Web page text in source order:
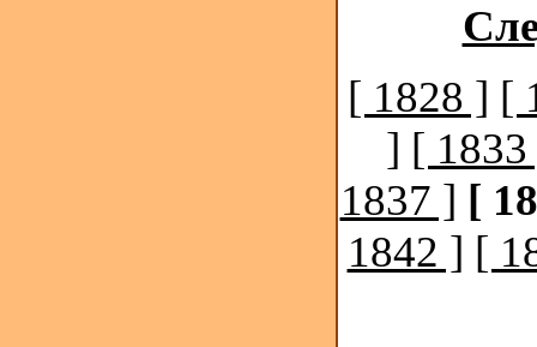
[ 1828 ] [
] [
1837 ] [
1842 ] [